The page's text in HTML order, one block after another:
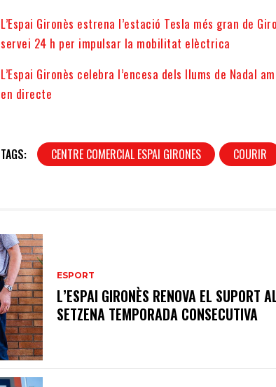
L’Espai Gironès estrena l’estació Tesla més gran de
servei 24 h per impulsar la mobilitat elèctrica
L’Espai Gironès celebra l’encesa dels llums de Nadal
en directe
TAGS: CENTRE COMERCIAL ESPAI GIRONES COURIR
ESPORT
L’ESPAI GIRONÈS RENOVA EL SUPORT
SETZENA TEMPORADA CONSECUTIVA